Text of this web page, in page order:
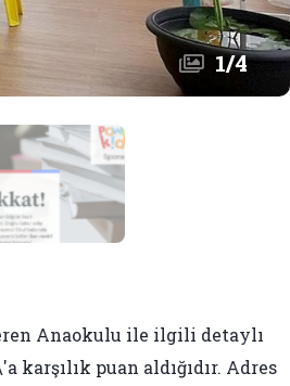
1/4
Anaokulu ile ilgili detaylı
puan aldığıdır. Adres